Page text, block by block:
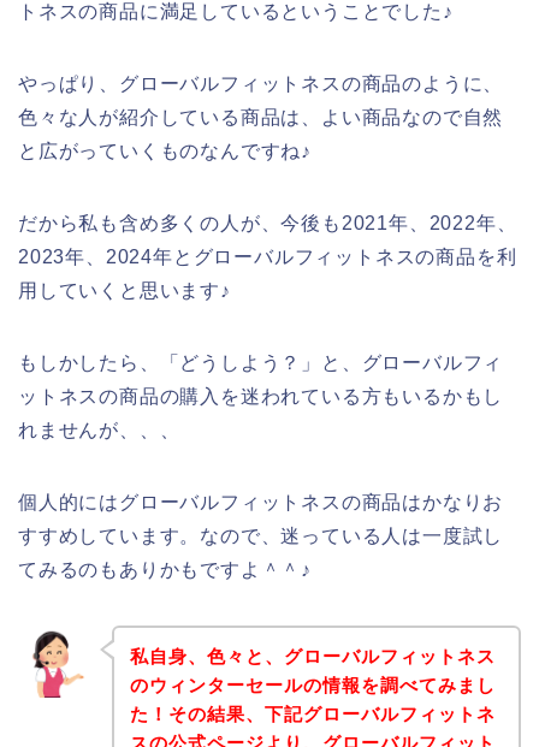
トネスの商品に満足しているということでした♪
やっぱり、グローバルフィットネスの商品のように、
色々な人が紹介している商品は、よい商品なので自然
と広がっていくものなんですね♪
だから私も含め多くの人が、今後も2021年、2022年、
2023年、2024年とグローバルフィットネスの商品を利
用していくと思います♪
もしかしたら、「どうしよう？」と、グローバルフィ
ットネスの商品の購入を迷われている方もいるかもし
れませんが、、、
個人的にはグローバルフィットネスの商品はかなりお
すすめしています。なので、迷っている人は一度試し
てみるのもありかもですよ＾＾♪
私自身、色々と、グローバルフィットネス
のウィンターセールの情報を調べてみまし
た！その結果、下記グローバルフィットネ